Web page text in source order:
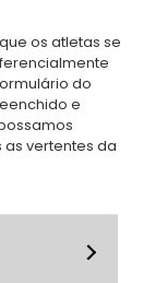
os atletas se
do
e
vertentes da